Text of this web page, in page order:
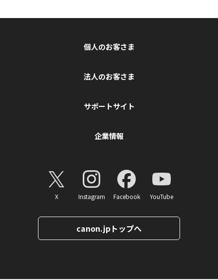
個人のお客さま
法人のお客さま
サポートサイト
企業情報
X Instagram Facebook YouTube
canon.jpトップへ